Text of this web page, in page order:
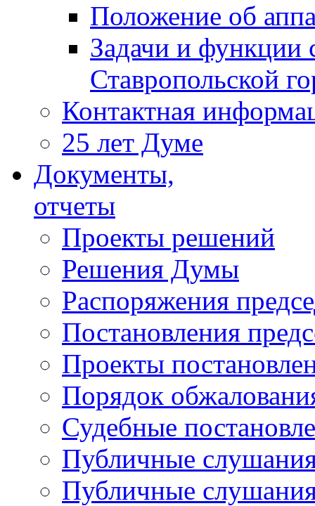
Положение об
Задачи и функции
Ставропольской
Контактная
25 лет Думе
Документы,
отчеты
Проекты решений
Решения Думы
Распоряжения
Постановления
Проекты
Порядок
Судебные
Публичные
Публичные